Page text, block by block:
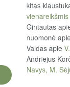
kitas
Gintautas
nuomonė
Valdas apie
Andriejus
Navys, M.